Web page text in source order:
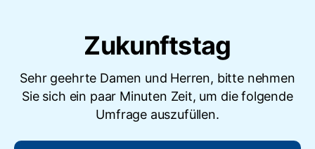
Zukunftstag
Sehr geehrte Damen und Herren, bitte nehmen
Sie sich ein paar Minuten Zeit, um die folgende
Umfrage auszufüllen.